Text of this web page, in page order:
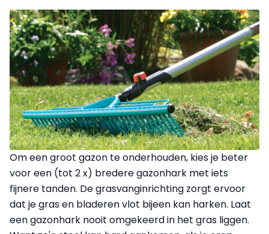
Om een groot gazon te onderhouden, kies je beter
voor een (tot 2 x) bredere gazonhark met iets
fijnere tanden. De grasvanginrichting zorgt ervoor
dat je gras en bladeren vlot bijeen kan harken. Laat
een gazonhark nooit omgekeerd in het gras liggen.